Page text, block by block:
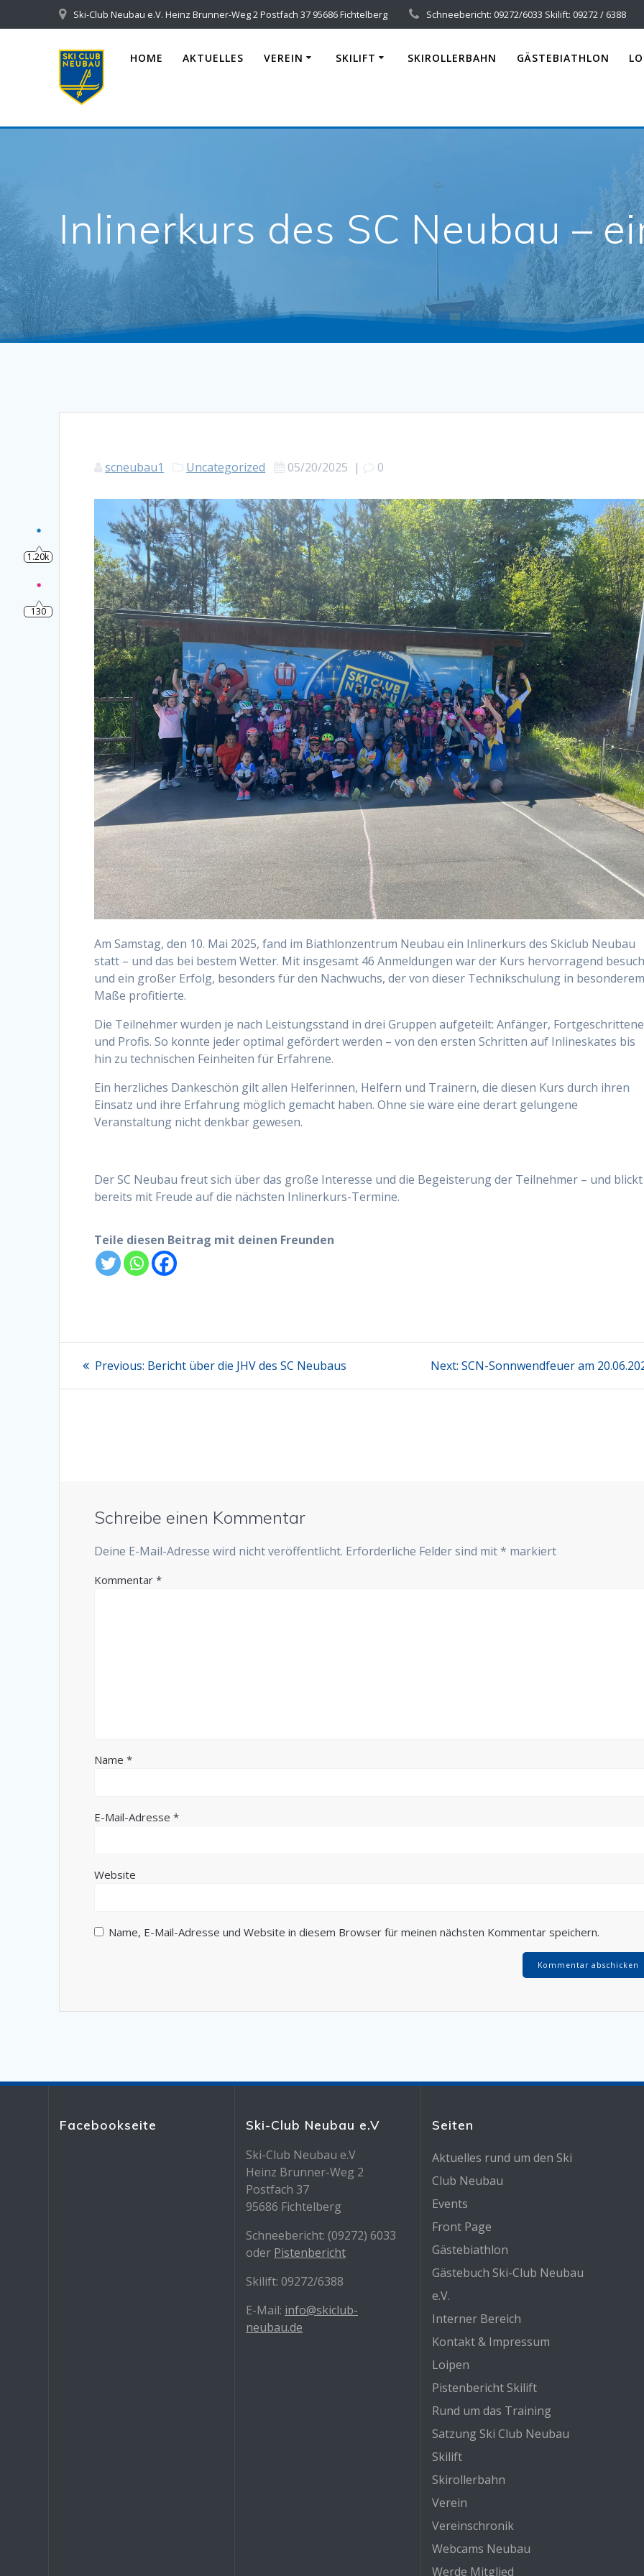
to
Ski-Club Neubau e.V. Heinz Brunner-Weg 2 Postfach 37 95686 Fichtelberg Schneebericht: 09272/6033 Skilift: 09272 / 6388
HOME AKTUELLES VEREIN SKILIFT SKIROLLERBAHN GÄSTEBIATHLON
Inlinerkurs des SC Neubau –
scneubau1 Uncategorized 05/20/2025 | 0
Am Samstag, den 10. Mai 2025, fand im Biathlonzentrum Neubau ein Inlinerkurs des Skiclub Neubau
statt – und das bei bestem Wetter. Mit insgesamt 46 Anmeldungen war der Kurs hervorragend
und ein großer Erfolg, besonders für den Nachwuchs, der von dieser Technikschulung in
Maße profitierte.
Die Teilnehmer wurden je nach Leistungsstand in drei Gruppen aufgeteilt: Anfänger, Fortgeschrittene
und Profis. So konnte jeder optimal gefördert werden – von den ersten Schritten auf Inlineskates bis
hin zu technischen Feinheiten für Erfahrene.
Ein herzliches Dankeschön gilt allen Helferinnen, Helfern und Trainern, die diesen Kurs durch ihren
Einsatz und ihre Erfahrung möglich gemacht haben. Ohne sie wäre eine derart gelungene
Veranstaltung nicht denkbar gewesen.
Der SC Neubau freut sich über das große Interesse und die Begeisterung der Teilnehmer – und blickt
bereits mit Freude auf die nächsten Inlinerkurs-Termine.
Teile diesen Beitrag mit deinen Freunden
Beitragsnavigation
Previous: Previous
Bericht über die JHV des SC Neubaus Next: Next
SCN-Sonnwendfeuer am
Schreibe einen Kommentar
Deine E-Mail-Adresse wird nicht veröffentlicht. Erforderliche Felder sind mit* markiert
Kommentar*
Name*
E-Mail-Adresse*
Website
Name, E-Mail-Adresse und Website in diesem Browser für meinen nächsten Kommentar speichern.
Facebookseite
Ski-Club Neubau e.V
Ski-Club Neubau e.V
Heinz Brunner-Weg 2
Postfach 37
95686 Fichtelberg
Schneebericht: (09272) 6033
oder Pistenbericht
Skilift: 09272/6388
E-Mail: info@skiclub-
neubau.de
Seiten
Aktuelles rund um den Ski
Club Neubau
Events
Front Page
Gästebiathlon
Gästebuch Ski-Club Neubau
e.V.
Interner Bereich
Kontakt & Impressum
Loipen
Pistenbericht Skilift
Rund um das Training
Satzung Ski Club Neubau
Skilift
Skirollerbahn
Verein
Vereinschronik
Webcams Neubau
Werde Mitglied
130